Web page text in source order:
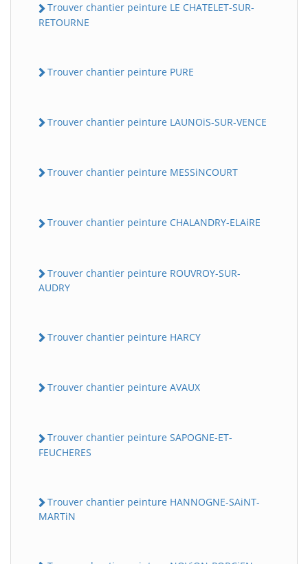
Trouver chantier peinture LE CHATELET-SUR-
RETOURNE
Trouver chantier peinture PURE
Trouver chantier peinture LAUNOiS-SUR-VENCE
Trouver chantier peinture MESSiNCOURT
Trouver chantier peinture CHALANDRY-ELAiRE
Trouver chantier peinture ROUVROY-SUR-
AUDRY
Trouver chantier peinture HARCY
Trouver chantier peinture AVAUX
Trouver chantier peinture SAPOGNE-ET-
FEUCHERES
Trouver chantier peinture HANNOGNE-SAiNT-
MARTiN
Assistant en ligne